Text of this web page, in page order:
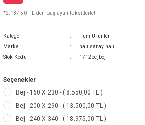
*2.137,50 TL den başlayan taksitlerle!
Kategori
Tüm Ürünler
Marka
halı saray halı
Stok Kodu
1712bejbej
Seçenekler
Bej - 160 X 230 - ( 8.550,00 TL )
Bej - 200 X 290 - ( 13.500,00 TL )
Bej - 240 X 340 - ( 18.975,00 TL )